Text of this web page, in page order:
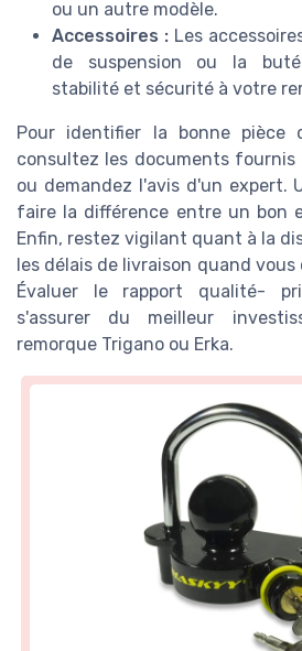
ou un autre modèle.
Accessoires :Les
de suspension ou la
stabilité et sécurité à votre
Pour identifier la bonne pièce
consultez les documents fournis
ou demandez l'avis d'un expert.
faire la différence entre un bon
Enfin, restez vigilant quant à la
les délais de livraison quand
Évaluer le rapport qualité-
s'assurer du meilleur
remorque Trigano ou Erka.